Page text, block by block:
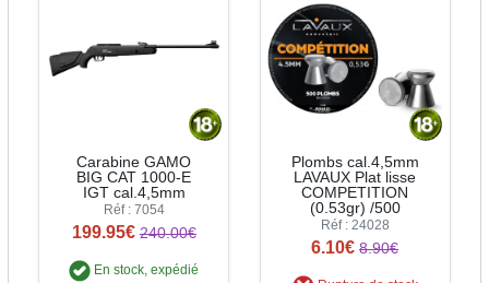
Carabine GAMO
BIG CAT 1000-E
IGT cal.4,5mm
Réf : 7054
199.95€ 240.00€
En stock, expédié
Plombs cal.4,5mm
LAVAUX Plat lisse
COMPETITION
(0.53gr) /500
Réf : 24028
6.10€ 8.90€